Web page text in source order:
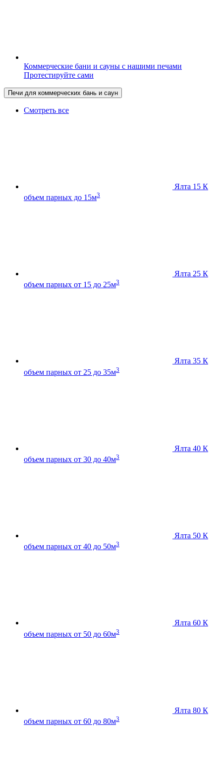
Коммерческие бани и сауны с нашими печами
Протестируйте сами
Печи для коммерческих бань и саун
Смотреть все
Ялта 15 К
объем парных до 15м3
Ялта 25 К
объем парных от 15 до 25м3
Ялта 35 К
объем парных от 25 до 35м3
Ялта 40 К
объем парных от 30 до 40м3
Ялта 50 К
объем парных от 40 до 50м3
Ялта 60 К
объем парных от 50 до 60м3
Ялта 80 К
объем парных от 60 до 80м3